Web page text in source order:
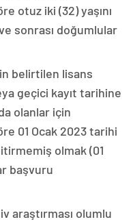
otuz iki (32) yaşını
sonrası doğumlular
belirtilen lisans
geçici kayıt tarihine
olanlar için
01 Ocak 2023 tarihi
olmak (01
başvuru
araştırması olumlu